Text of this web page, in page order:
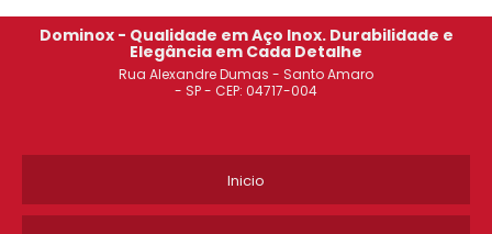
ARMÁRIO DE AÇO SACOMÃ
ESTANTE DE AÇO PARA LIVROS SÃO PAULO
ROUPEIRO DE AÇO 8 PORTAS DIADEMA
Dominox - Qualidade em Aço Inox. Durabilidade e
Elegância em Cada Detalhe
Rua Alexandre Dumas - Santo Amaro
- SP - CEP: 04717-004
Inicio